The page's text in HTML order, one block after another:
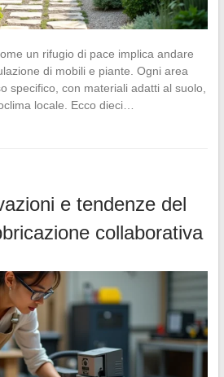
un rifugio di pace implica andare
di mobili e piante. Ogni area
specifico, con materiali adatti al suolo,
locale. Ecco dieci…
e tendenze del
collaborativa